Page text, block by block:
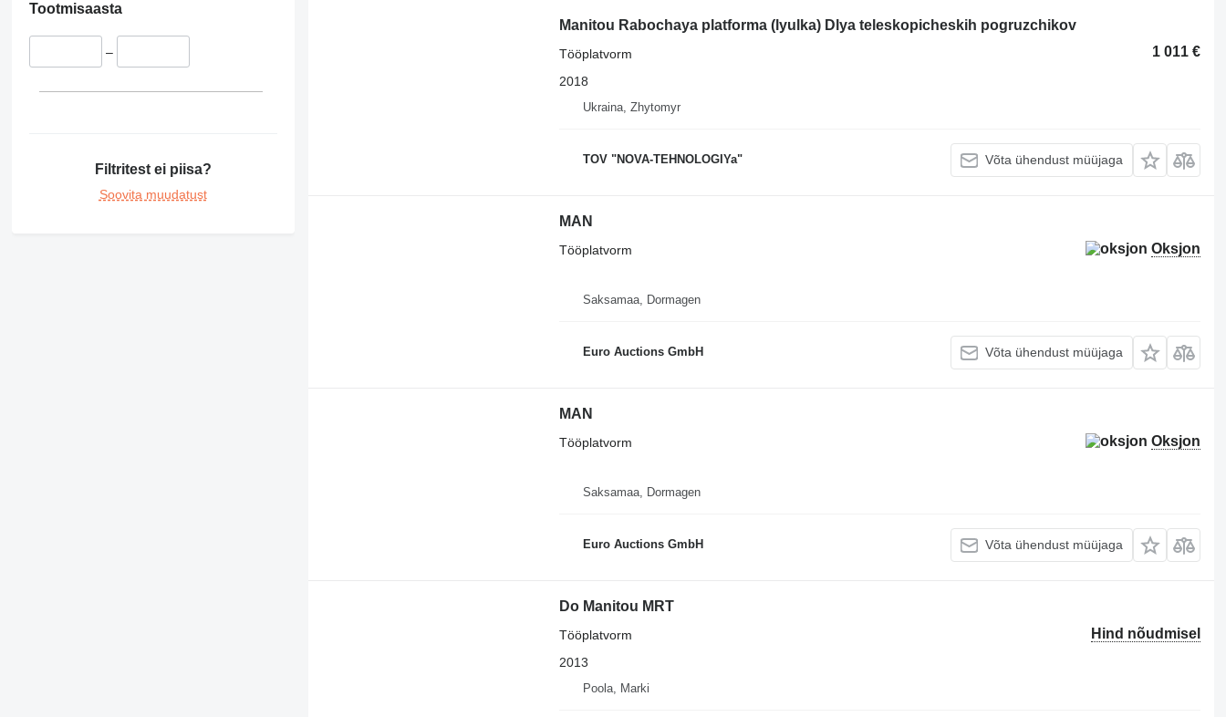
Tootmisaasta
–
Filtritest ei piisa?
Soovita muudatust
Manitou Rabochaya platforma (lyulka) Dlya teleskopicheskih pogruzchikov
1 011 €
Tööplatvorm
2018
Ukraina, Zhytomyr
TOV "NOVA-TEHNOLOGIYa" Võta ühendust müüjaga
MAN
Oksjon
Tööplatvorm
Saksamaa, Dormagen
Euro Auctions GmbH Võta ühendust müüjaga
MAN
Oksjon
Tööplatvorm
Saksamaa, Dormagen
Euro Auctions GmbH Võta ühendust müüjaga
Do Manitou MRT
Hind nõudmisel
Tööplatvorm
2013
Poola, Marki